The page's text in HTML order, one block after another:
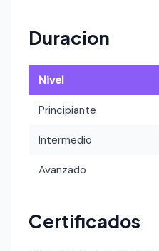
Duracion
Nivel
Principiante
Intermedio
Avanzado
Certificados